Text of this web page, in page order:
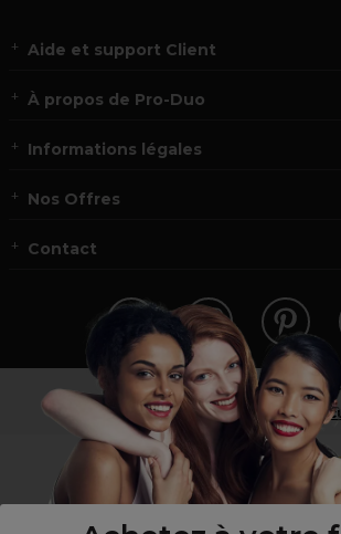
Aide et support Client
À propos de Pro-Duo
Informations légales
Nos Offres
Contact
Vous n’êtes pas un
Visitez notre site pour les